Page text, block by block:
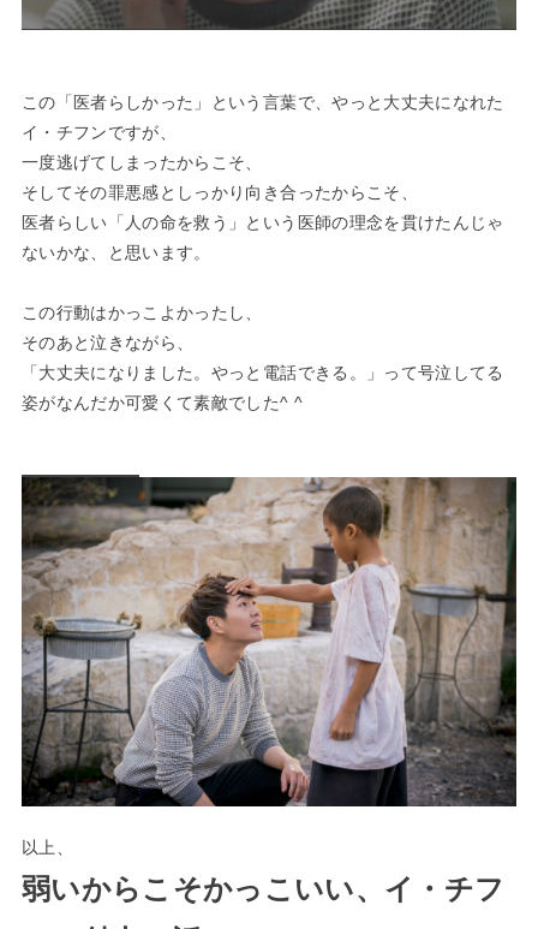
この「医者らしかった」という言葉で、やっと大丈夫になれた
イ・チフンですが、
一度逃げてしまったからこそ、
そしてその罪悪感としっかり向き合ったからこそ、
医者らしい「人の命を救う」という医師の理念を貫けたんじゃ
ないかな、と思います。
この行動はかっこよかったし、
そのあと泣きながら、
「大丈夫になりました。やっと電話できる。」って号泣してる
姿がなんだか可愛くて素敵でした^ ^
以上、
弱いからこそかっこいい、イ・チフ